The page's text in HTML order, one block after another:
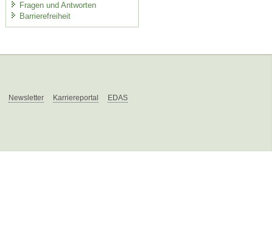
Fragen und Antworten
Barrierefreiheit
Newsletter Karriereportal EDAS